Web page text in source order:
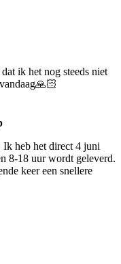
ik het nog steeds niet
Ik heb het direct 4 juni
8-18 uur wordt geleverd.
keer een snellere